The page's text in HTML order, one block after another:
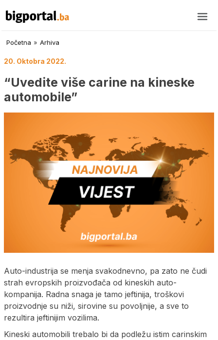
Početna » Arhiva
20. Oktobra 2022.
“Uvedite više carine na kineske
automobile”
Auto-industrija se menja svakodnevno, pa zato ne čudi
strah evropskih proizvođača od kineskih auto-
kompanija. Radna snaga je tamo jeftinija, troškovi
proizvodnje su niži, sirovine su povoljnije, a sve to
rezultira jeftinijim vozilima.
Kineski automobili trebalo bi da podležu istim carinskim